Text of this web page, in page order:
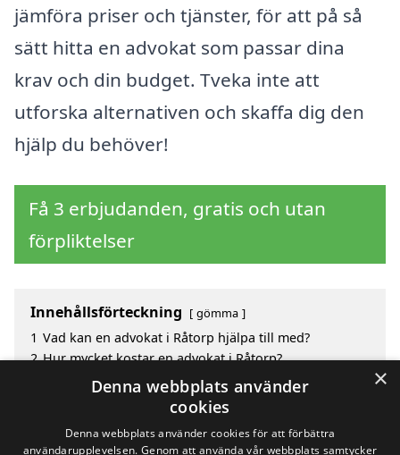
jämföra priser och tjänster, för att på så
sätt hitta en advokat som passar dina
krav och din budget. Tveka inte att
utforska alternativen och skaffa dig den
hjälp du behöver!
Få 3 erbjudanden, gratis och utan
förpliktelser
Innehållsförteckning gömma
1 Vad kan en advokat i Råtorp hjälpa till med?
2 Hur mycket kostar en advokat i Råtorp?
Fördelar med att välja advokat i Råtorp
Sök efter en skicklig advokat i de omgivande
×
Denna webbplats använder
cookies
Denna webbplats använder cookies för att förbättra
användarupplevelsen. Genom att använda vår webbplats samtycker